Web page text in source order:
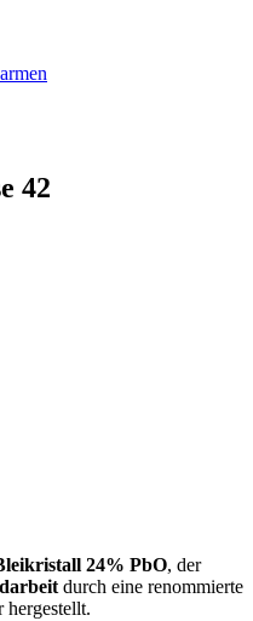
42
24% PbO, der
durch eine renommierte